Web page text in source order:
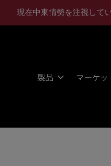
現在中東情勢を注視して
製品 マーケッ